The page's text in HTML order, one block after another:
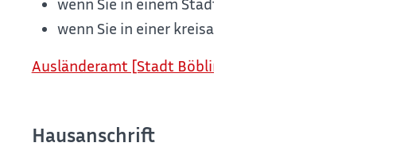
wenn Sie in einem Stadtkreis oder in einer
wenn Sie in einer kreisangehörigen Stadt oder
Ausländeramt [Stadt Böblingen]
Hausanschrift